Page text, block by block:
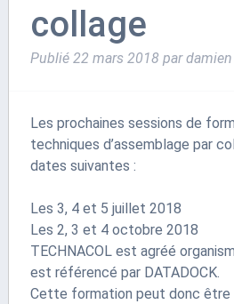
collage
Publié 22 mars 2018 par damien
Les prochaines sessions de
techniques d’assemblage par
dates suivantes :
Les 3, 4 et 5 juillet 2018
Les 2, 3 et 4 octobre 2018
TECHNACOL est agréé
est référencé par DATADOCK.
Cette formation peut donc être